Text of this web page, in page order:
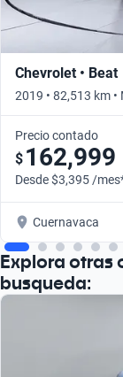
Chevrolet • Beat
2019 • 82,513 km •
Precio contado
$ 162,999
Desde $3,395 /
Cuernavaca
Explora otras
busqueda: